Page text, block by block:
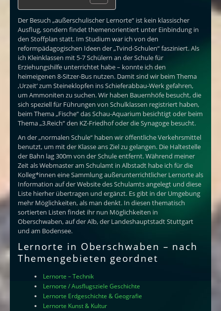
Der Besuch „außerschulischer Lernorte“ ist kein klassischer
Ausflug, sondern findet themenorientiert unter Einbindung in
den Stoffplan statt. Im Studium war ich von den
reformpädagogischen Ideen der „Tvind-Schulen“ fasziniert. Als
ich Kleinklassen mit 5-7 Schülern an der Schule für
Erziehungshilfe unterrichtet habe – konnte ich den
heimeigenen 8-Sitzer-Bus nutzen. Damit sind wir beim Thema
‚Urzeit‘ zum Steineklopfen ins Schieferabbau-Werk gefahren,
um Ammoniten zu suchen. Wir haben Bauernhöfe besucht, die
sich speziell für Führungen von Schulklassen registriert haben,
beim Thema „Fische“ das Schau-Aquarium besichtigt oder beim
Thema „3.Reich“ den KZ-Friedhof oder die Synagoge besucht.
An der „normalen Schule“ haben wir öffentliche Verkehrsmittel
benutzt, um mit der Klasse ans Ziel zu gelangen. Die Haltestelle
der Bahn lag 300m von der Schule entfernt. Während meiner
Zeit als Webmaster am Schulamt in Albstadt habe ich für die
Kolleg*innen eine Sammlung außerunterrichtlicher Lernorte als
Information auf der Website des Schulamts angelegt und diese
Liste hierher übertragen und ergänzt. Es gibt in der Umgebung
mehr Möglichkeiten, als man denkt. In diesen thematisch
sortierten Listen findet ihr nun Möglichkeiten in
Oberschwaben, auf der Alb, der Landeshauptstadt Stuttgart
und am Bodensee.
Lernorte in Oberschwaben – nach
Themengebieten geordnet
Lernorte – Technik
Lernorte / Ausflugsziele Geschichte
Lernorte Erdgeschichte & Geografie
Lernorte Kunst & Kultur